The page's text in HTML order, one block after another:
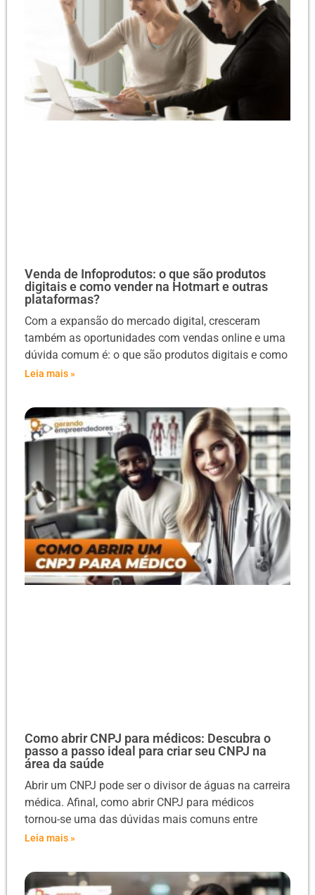
Venda de Infoprodutos: o que são produtos
digitais e como vender na Hotmart e outras
plataformas?
Com a expansão do mercado digital, cresceram
também as oportunidades com vendas online e uma
dúvida comum é: o que são produtos digitais e como
Leia mais »
Como abrir CNPJ para médicos: Descubra o
passo a passo ideal para criar seu CNPJ na
área da saúde
Abrir um CNPJ pode ser o divisor de águas na carreira
médica. Afinal, como abrir CNPJ para médicos
tornou-se uma das dúvidas mais comuns entre
Leia mais »